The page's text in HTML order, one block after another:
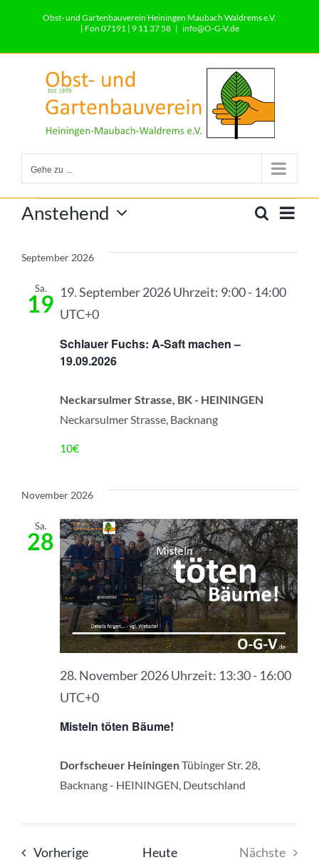
Obst- und Gartenbauverein Heiningen Maubach Waldrems e.V.
| Fon 07191 | 9 11 37 58 | info@O-G-V.de
Gehe zu ...
Veranstaltungen
und
Suche
Liste
Anstehend
wählen.
September 2026
Sa.
19
Schlauer Fuchs: A-Saft machen –
19.09.2026
19. September 2026 Uhrzeit: 9:00- 14:00
UTC+0
Neckarsulmer Strasse, BK - HEININGEN
Neckarsulmer Strasse, Backnang
10€
November 2026
Sa.
28
Misteln töten Bäume!
28. November 2026 Uhrzeit: 13:30- 16:00
UTC+0
Dorfscheuer HeiningenTübinger Str. 28,
Backnang - HEININGEN, Deutschland
VorherigeVeranstaltungen
Heute
Nächste